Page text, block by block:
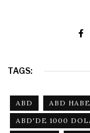
TAGS:
ABD
ABD
ABD'DE 1000